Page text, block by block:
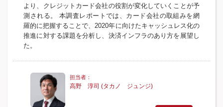
より、クレジットカード会社の役割が変化していくことが予
測される。 本調査レポートでは、カード会社の取組みを網
羅的に把握することで、2020年に向けたキャッシュレス化の
推進に対する課題を分析し、決済インフラのあり方を展望し
た。
高野 淳司 (タカノ ジュンジ)